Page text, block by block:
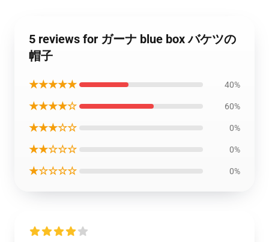
5 reviews for ガーナ blue box バケツの
帽子
★★★★★ 40%
★★★★☆ 60%
★★★☆☆ 0%
★★☆☆☆ 0%
★☆☆☆☆ 0%